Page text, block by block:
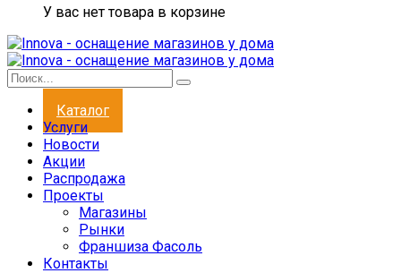
У вас нет товара в корзине
Каталог
Услуги
Новости
Акции
Распродажа
Проекты
Магазины
Рынки
Франшиза Фасоль
Контакты